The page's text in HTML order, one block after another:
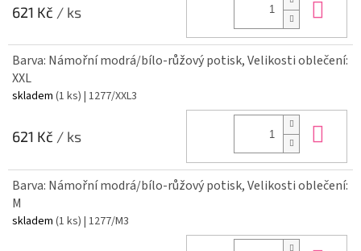
621 Kč / ks
Barva: Námořní modrá/bílo-růžový potisk, Velikosti oblečení:
XXL
skladem (1 ks) | 1277/XXL3
621 Kč / ks
Barva: Námořní modrá/bílo-růžový potisk, Velikosti oblečení:
M
skladem (1 ks) | 1277/M3